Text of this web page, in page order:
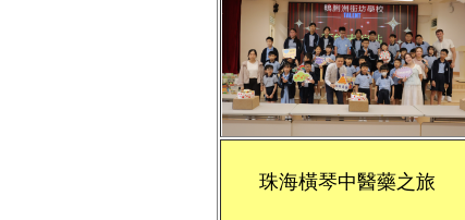
珠海橫琴中醫藥之旅